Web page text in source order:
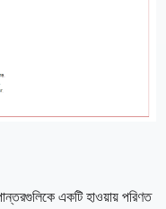
একটি হাওয়ায় পরিণত